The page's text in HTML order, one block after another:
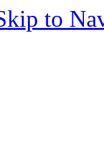
to